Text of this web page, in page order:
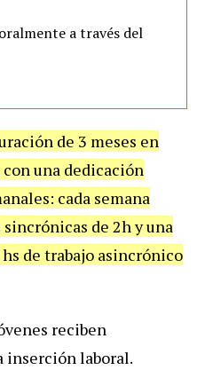
a través del
de 3 meses en
una dedicación
cada semana
de 2h y una
de trabajo asincrónico
reciben
inserción laboral.